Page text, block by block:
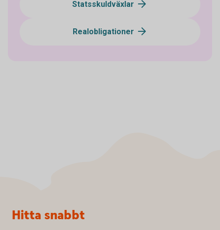
Statsskuldväxlar
Realobligationer
Sidfot
Hitta snabbt